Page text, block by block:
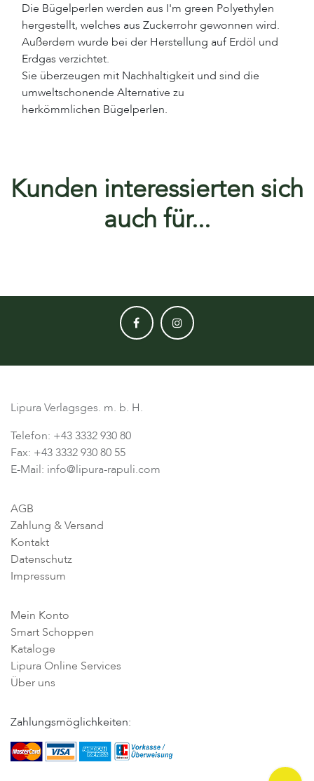
Die Bügelperlen werden aus I'm green Polyethylen
hergestellt, welches aus Zuckerrohr gewonnen wird.
Außerdem wurde bei der Herstellung auf Erdöl und
Erdgas verzichtet.
Sie überzeugen mit Nachhaltigkeit und sind die
umweltschonende Alternative zu
herkömmlichen Bügelperlen.
Kunden interessierten sich
auch für...
Lipura Verlagsges. m. b. H.
Telefon: +43 3332 930 80
Fax: +43 3332 930 80 55
E-Mail: info@lipura-rapuli.com
AGB
Zahlung & Versand
Kontakt
Datenschutz
Impressum
Mein Konto
Smart Schoppen
Kataloge
Lipura Online Services
Über uns
Zahlungsmöglichkeiten: